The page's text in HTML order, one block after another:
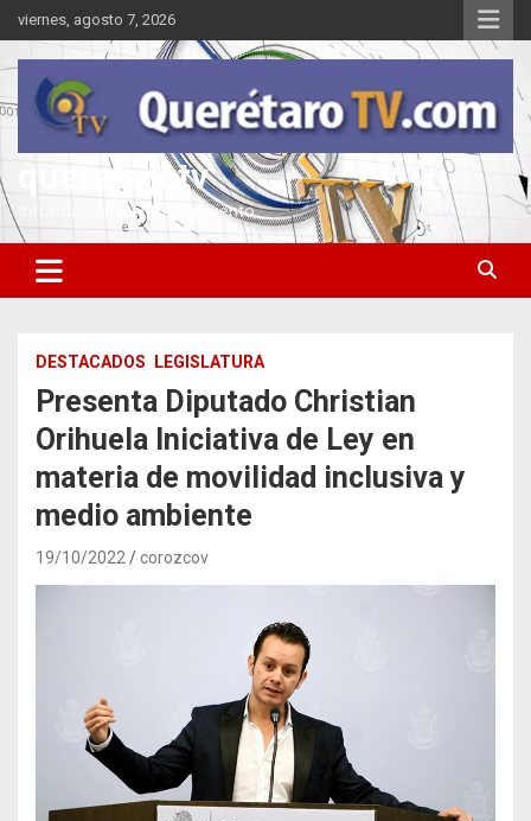
Saltar
al
contenido
viernes, agosto 7, 2026
queretarotv
Información y entretenimiento
DESTACADOS LEGISLATURA
Presenta Diputado Christian
Orihuela Iniciativa de Ley en
materia de movilidad inclusiva y
medio ambiente
19/10/2022 corozcov